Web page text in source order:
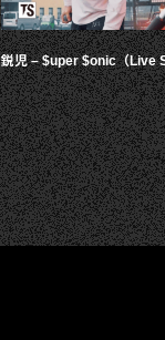
鋭児 – $uper $onic（Live